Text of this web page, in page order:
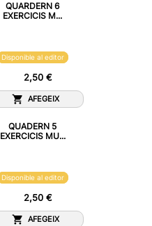
QUARDERN 6
EXERCICIS M...
Disponible al editor
2,50 €
AFEGEIX
QUADERN 5
EXERCICIS MU...
Disponible al editor
2,50 €
AFEGEIX